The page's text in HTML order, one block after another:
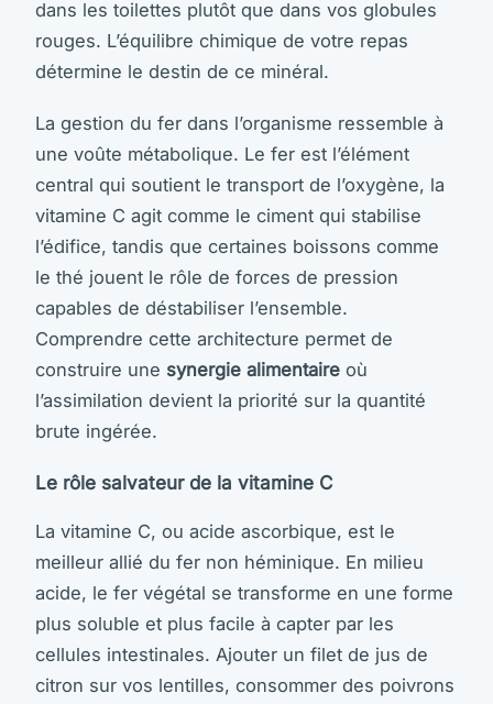
dans les toilettes plutôt que dans vos globules
rouges. L’équilibre chimique de votre repas
détermine le destin de ce minéral.
La gestion du fer dans l’organisme ressemble à
une voûte métabolique. Le fer est l’élément
central qui soutient le transport de l’oxygène, la
vitamine C agit comme le ciment qui stabilise
l’édifice, tandis que certaines boissons comme
le thé jouent le rôle de forces de pression
capables de déstabiliser l’ensemble.
Comprendre cette architecture permet de
construire une synergie alimentaire où
l’assimilation devient la priorité sur la quantité
brute ingérée.
Le rôle salvateur de la vitamine C
La vitamine C, ou acide ascorbique, est le
meilleur allié du fer non héminique. En milieu
acide, le fer végétal se transforme en une forme
plus soluble et plus facile à capter par les
cellules intestinales. Ajouter un filet de jus de
citron sur vos lentilles, consommer des poivrons